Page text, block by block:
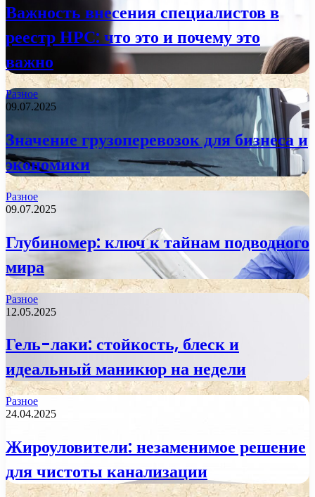
Важность внесения специалистов в
реестр НРС: что это и почему это
важно
Разное
09.07.2025
Значение грузоперевозок для бизнеса и
экономики
Разное
09.07.2025
Глубиномер: ключ к тайнам подводного
мира
Разное
12.05.2025
Гель-лаки: стойкость, блеск и
идеальный маникюр на недели
Разное
24.04.2025
Жироуловители: незаменимое решение
для чистоты канализации